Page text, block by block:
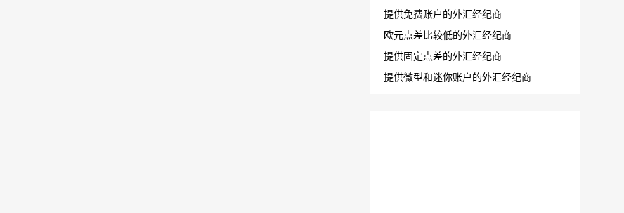
提供免费账户的外汇经纪商
欧元点差比较低的外汇经纪商
提供固定点差的外汇经纪商
提供微型和迷你账户的外汇经纪商